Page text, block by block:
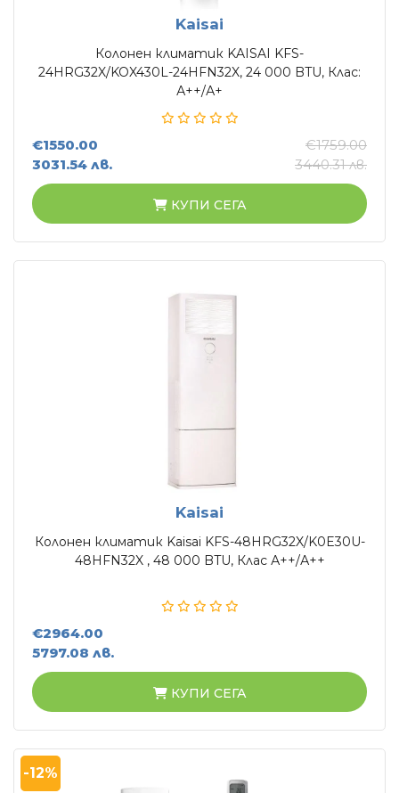
Kaisai
Колонен климатик KAISAI KFS-
24HRG32X/KOX430L-24HFN32X, 24 000 BTU, Клас:
А++/А+
€1550.00
3031.54 лв.
€1759.00
3440.31 лв.
КУПИ СЕГА
Kaisai
Колонен климатик Kaisai KFS-48HRG32X/K0E30U-
48HFN32X , 48 000 BTU, Клас А++/А++
€2964.00
5797.08 лв.
КУПИ СЕГА
-12%